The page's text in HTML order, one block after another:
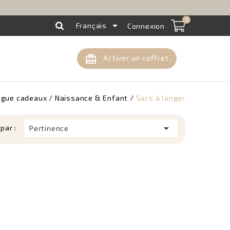
Français  Connexion
0
card_giftcard Activer un coffret
cadeaux Naissance & Enfant Sacs à langer
: Pertinence 